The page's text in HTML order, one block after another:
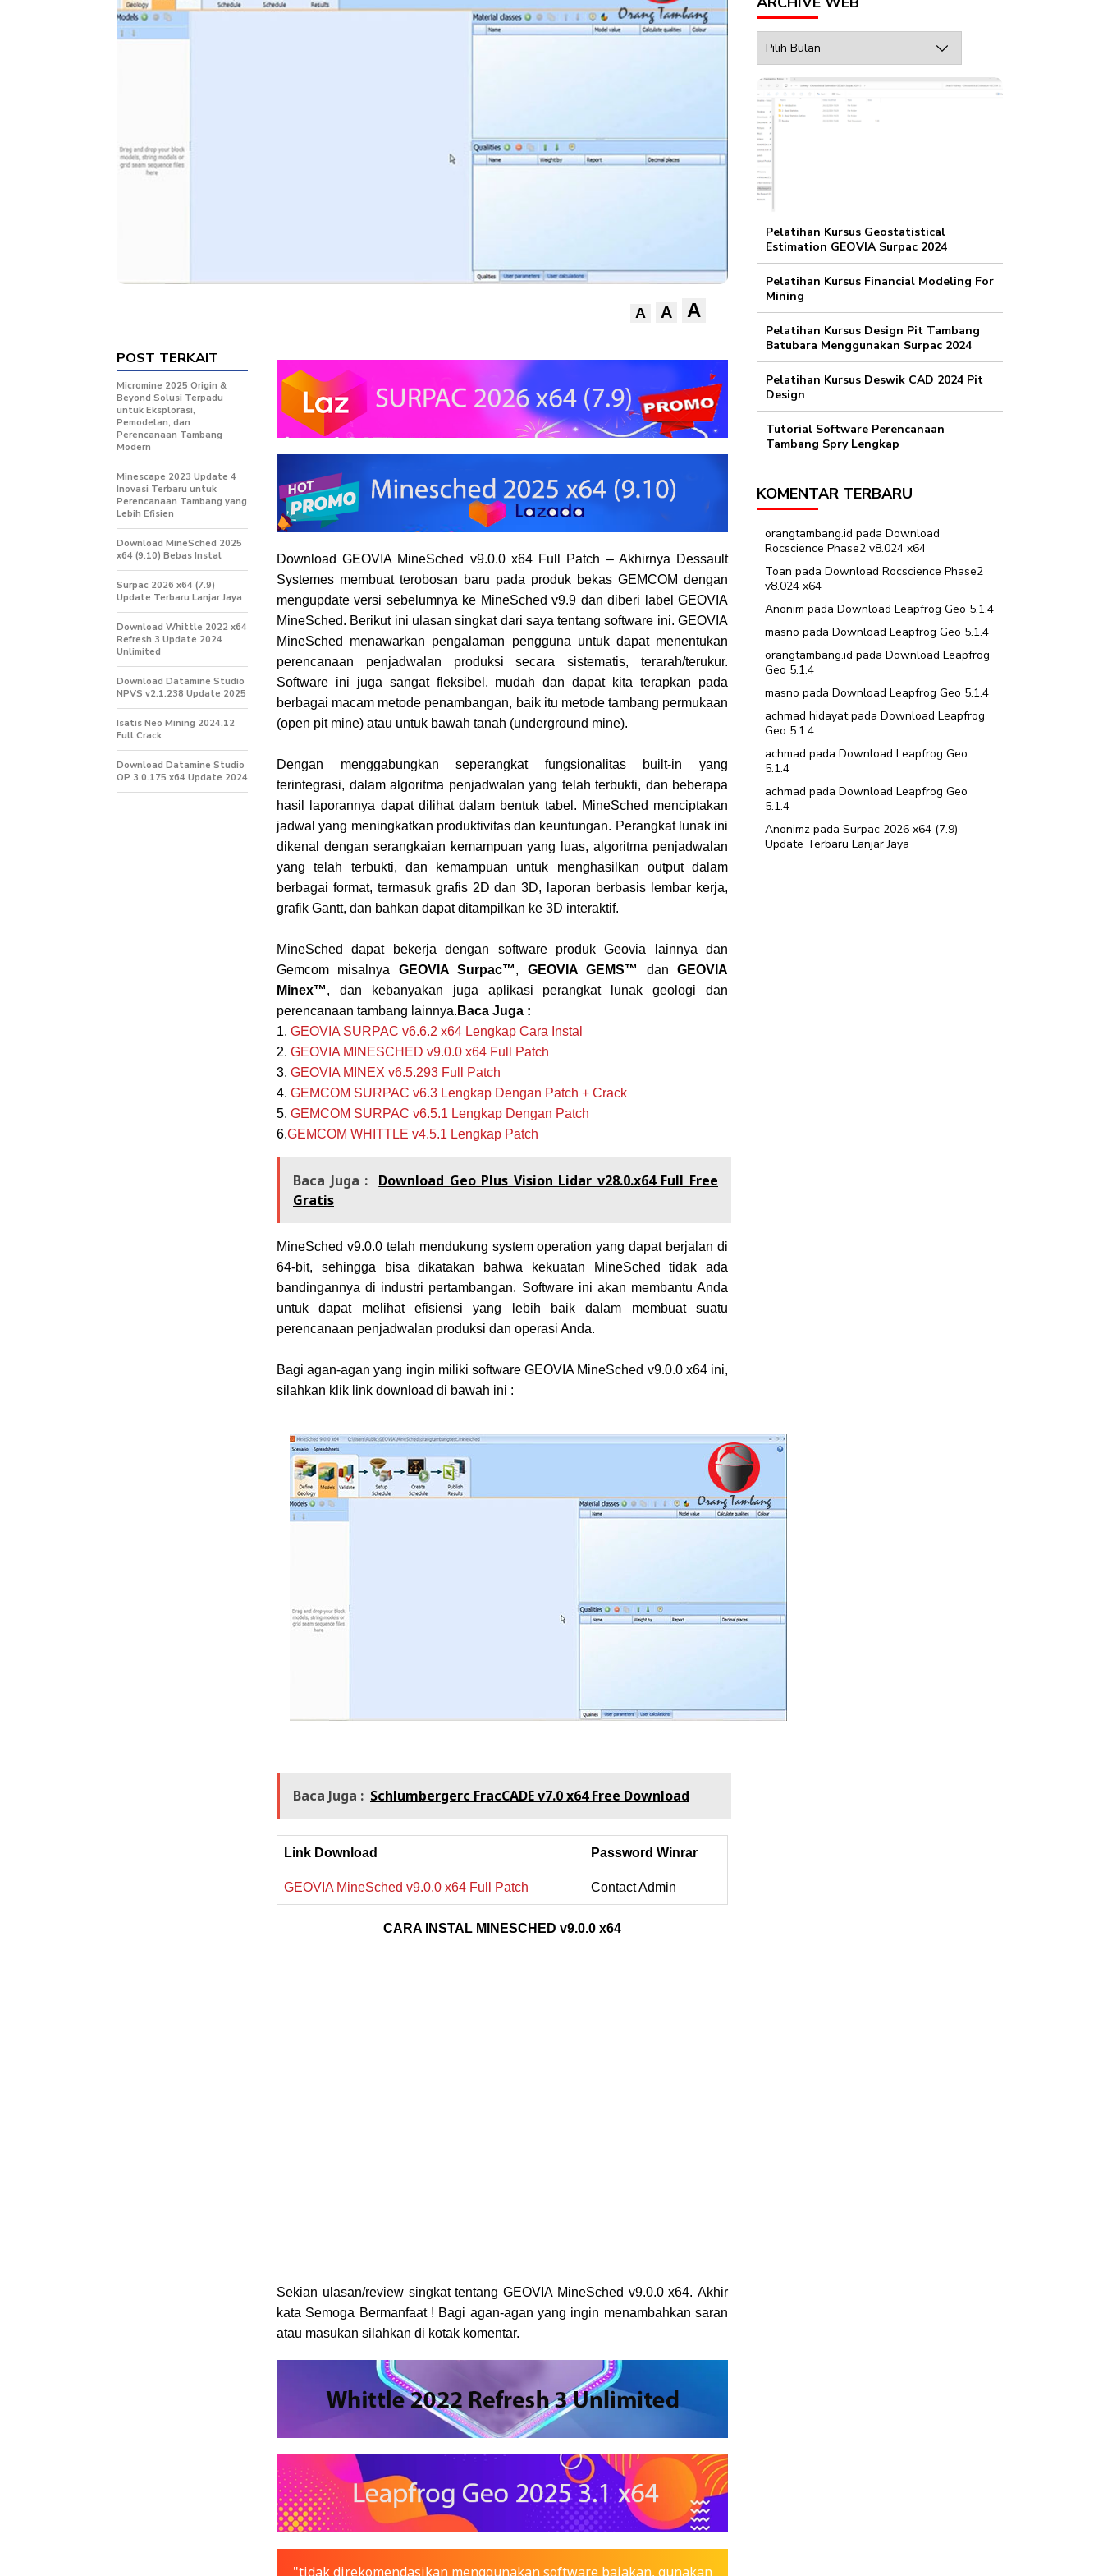
A A A
Download GEOVIA MineSched v9.0.0 x64 Full Patch – Akhirnya Dessault
Systemes membuat terobosan baru pada produk bekas GEMCOM dengan
mengupdateversi sebelumnya ke MineSched v9.9 dan diberi label GEOVIA
MineSched. Berikut ini ulasan singkat dari saya tentang software ini. GEOVIA
MineSched menawarkan pengalaman pengguna untuk dapat menentukan
perencanaan penjadwalan produksi secara sistematis, terarah/terukur.
Software ini juga sangat fleksibel, mudah dan dapat kita terapkan pada
berbagai macam metode penambangan, baik itu metode tambang permukaan
(open pit mine) atau untuk bawah tanah (underground mine).
Dengan menggabungkan seperangkat fungsionalitas built-in yang
terintegrasi, dalam algoritma penjadwalan yang telah terbukti, dan beberapa
hasil laporannya dapat dilihat dalam bentuk tabel. MineSched menciptakan
jadwal yang meningkatkan produktivitas dan keuntungan. Perangkat lunak ini
dikenal dengan serangkaian kemampuan yang luas, algoritma penjadwalan
yang telah terbukti, dan kemampuan untuk menghasilkan output dalam
berbagai format, termasuk grafis 2D dan 3D, laporan berbasis lembar kerja,
grafik Gantt, dan bahkan dapat ditampilkan ke 3D interaktif.
MineSched dapat bekerja dengan software produk Geovia lainnya dan
Gemcom misalnya GEOVIA Surpac™, GEOVIA GEMS™ danGEOVIA
Minex™, dan kebanyakan juga aplikasi perangkat lunak geologi dan
perencanaan tambang lainnya. Baca Juga :
1. GEOVIA SURPAC v6.6.2 x64 Lengkap Cara Instal
2. GEOVIA MINESCHED v9.0.0 x64 Full Patch
3. GEOVIA MINEX v6.5.293 Full Patch
4. GEMCOM SURPAC v6.3 Lengkap Dengan Patch + Crack
5. GEMCOM SURPAC v6.5.1 Lengkap Dengan Patch
6.GEMCOM WHITTLE v4.5.1 Lengkap Patch
Baca Juga :
Download Geo Plus Vision Lidar v28.0.x64 Full Free
Gratis
MineSched v9.0.0 telah mendukung system operation yang dapat berjalan di
64-bit, sehingga bisa dikatakan bahwa kekuatan MineSched tidak ada
bandingannya di industri pertambangan. Software ini akan membantu Anda
untuk dapat melihat efisiensi yang lebih baik dalam membuat suatu
perencanaan penjadwalan produksi dan operasi Anda.
Bagi agan-agan yang ingin miliki software GEOVIA MineSched v9.0.0 x64 ini,
silahkan klik link download di bawah ini :
Baca Juga : Schlumbergerc FracCADE v7.0 x64 Free Download
Link Download Password Winrar
GEOVIA MineSched v9.0.0 x64 Full Patch Contact Admin
CARA INSTAL MINESCHED v9.0.0 x64
Sekian ulasan/review singkat tentang GEOVIA MineSched v9.0.0 x64. Akhir
kata Semoga Bermanfaat ! Bagi agan-agan yang ingin menambahkan saran
atau masukan silahkan di kotak komentar.
"tidak direkomendasikan menggunakan software bajakan, gunakan
POST TERKAIT
Micromine 2025 Origin &
Beyond Solusi Terpadu
untuk Eksplorasi,
Pemodelan, dan
Perencanaan Tambang
Modern
Minescape 2023 Update 4
Inovasi Terbaru untuk
Perencanaan Tambang yang
Lebih Efisien
Download MineSched 2025
x64 (9.10) Bebas Instal
Surpac 2026 x64 (7.9)
Update Terbaru Lanjar Jaya
Download Whittle 2022 x64
Refresh 3 Update 2024
Unlimited
Download Datamine Studio
NPVS v2.1.238 Update 2025
Isatis Neo Mining 2024.12
Full Crack
Download Datamine Studio
OP 3.0.175 x64 Update 2024
Web
Pelatihan Kursus Geostatistical
Estimation GEOVIA Surpac 2024
Pelatihan Kursus Financial Modeling For
Mining
Pelatihan Kursus Design Pit Tambang
Batubara Menggunakan Surpac 2024
Pelatihan Kursus Deswik CAD 2024 Pit
Design
Tutorial Software Perencanaan
Tambang Spry Lengkap
KOMENTAR TERBARU
orangtambang.id pada Download
Rocscience Phase2 v8.024 x64
Toan pada Download Rocscience Phase2
v8.024 x64
Anonim pada Download Leapfrog Geo 5.1.4
masno pada Download Leapfrog Geo 5.1.4
orangtambang.id pada Download Leapfrog
Geo 5.1.4
masno pada Download Leapfrog Geo 5.1.4
achmad hidayatpada Download Leapfrog
Geo 5.1.4
achmad pada Download Leapfrog Geo
5.1.4
achmad pada Download Leapfrog Geo
5.1.4
Anonimz pada Surpac 2026 x64 (7.9)
Update Terbaru Lanjar Jaya